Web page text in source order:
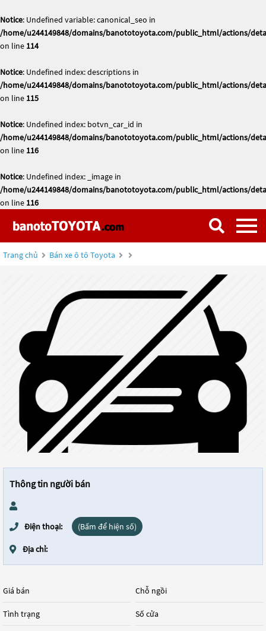
Notice: Undefined variable: canonical_seo in
/home/u244149848/domains/banototoyota.com/public_html/actions/
on line 114
Notice: Undefined index: descriptions in
/home/u244149848/domains/banototoyota.com/public_html/actions/
on line 115
Notice: Undefined index: botvn_car_id in
/home/u244149848/domains/banototoyota.com/public_html/actions/
on line 116
Notice: Undefined index: _image in
/home/u244149848/domains/banototoyota.com/public_html/actions/
on line 116
Trang chủ Bán xe ô tô Toyota
Thông tin người bán
Điện thoại: (Bấm để hiện số)
Địa chỉ:
Giá bán
Tình trạng
Chỗ ngồi
Số cửa